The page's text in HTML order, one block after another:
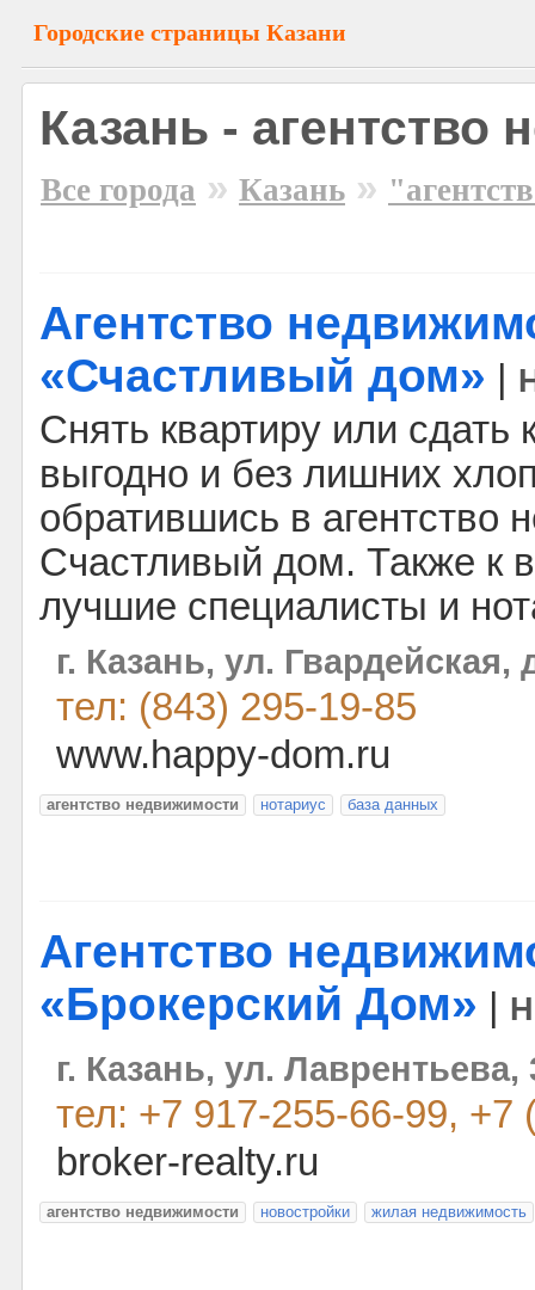
Городские страницы Казани
Казань - агентство
Все города » Казань »
Агентство
«Счастливый дом»
Снять квартиру или сдать
выгодно и без лишних
обратившись в агентство
Счастливый дом. Также к
лучшие специалисты и
г. Казань, ул. Гвардейская,
тел: (843) 295-19-85
www.happy-dom.ru
агентство недвижимости нотариус база данных
Агентство
«Брокерский Дом»
г. Казань, ул.
тел: +7 917-255-66-99, +7
broker-realty.ru
агентство недвижимости новостройки жилая недвижимость